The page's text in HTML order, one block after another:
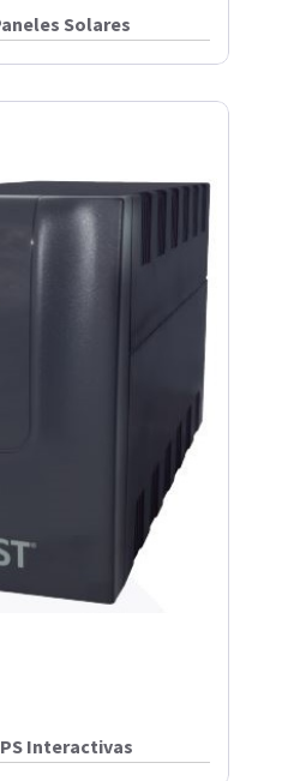
Solares
Interactivas